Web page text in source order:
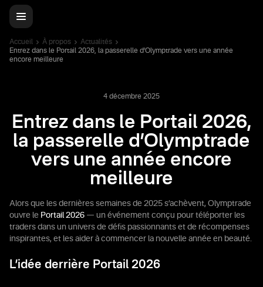
Accueil À propos
Actualités
Entrez dans le Portail 2026, la passerelle d’Olymptrade vers une année
encore meilleure
4 décembre 2025
Entrez dans le Portail 2026,
la passerelle d’Olymptrade
vers une année encore
meilleure
Alors que les dernières semaines de 2025 s’achèvent, Olymptrade
ouvre le Portail 2026 — un événement conçu pour téléporter les
traders dans un univers de défis passionnants et de récompenses
inspirantes, et les aider à commencer la nouvelle année en beauté.
L’idée derrière Portail 2026